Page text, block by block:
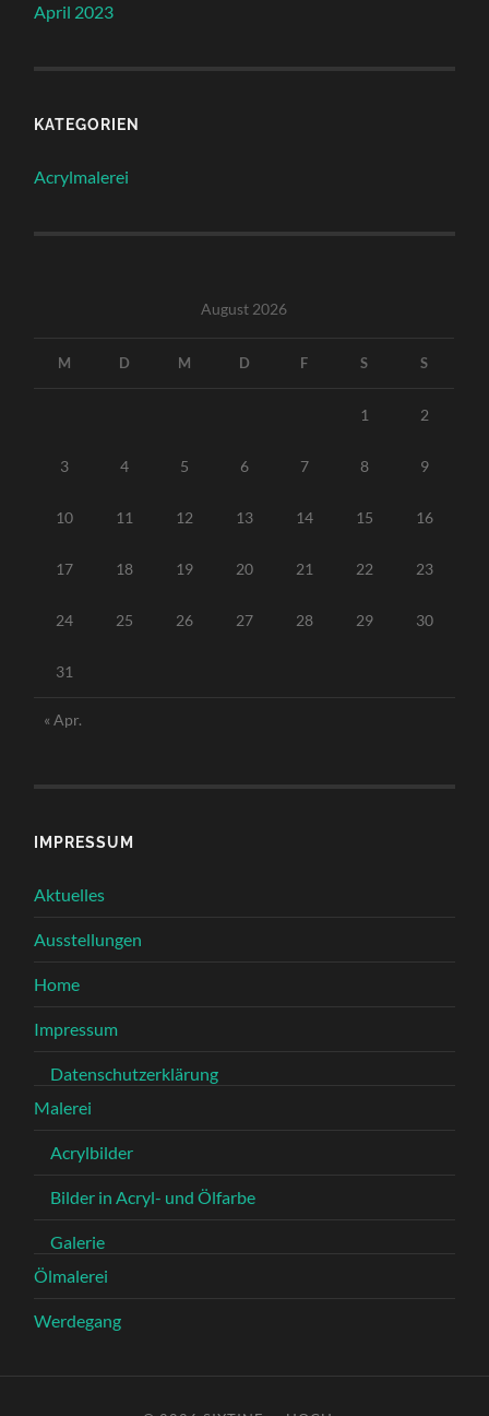
April 2023
KATEGORIEN
Acrylmalerei
August 2026
M D M D F S S
1 2
3 4 5 6 7 8 9
10 11 12 13 14 15 16
17 18 19 20 21 22 23
24 25 26 27 28 29 30
31
« Apr.
IMPRESSUM
Aktuelles
Ausstellungen
Home
Impressum
Datenschutzerklärung
Malerei
Acrylbilder
Bilder in Acryl- und Ölfarbe
Galerie
Ölmalerei
Werdegang